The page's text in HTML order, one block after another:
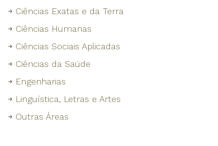
Ciências Exatas e da Terra
Ciências Humanas
Ciências Sociais Aplicadas
Ciências da Saúde
Engenharias
Linguística, Letras e Artes
Outras Áreas